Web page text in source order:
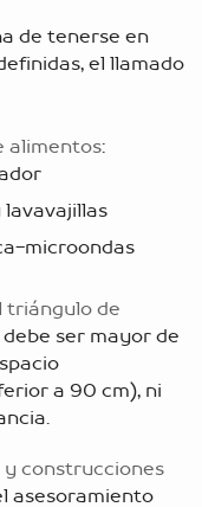
de tenerse en
el llamado
alimentos:
microondas
triángulo de
ser mayor de
a 90 cm), ni
construcciones
asesoramiento